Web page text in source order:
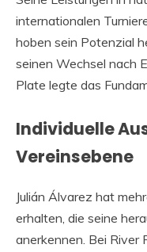
internationalen
hoben sein Potenzial
seinen Wechsel nach
Plate legte das
Individuelle
Vereinsebene
Julián Álvarez hat
erhalten, die seine
anerkennen. Bei River